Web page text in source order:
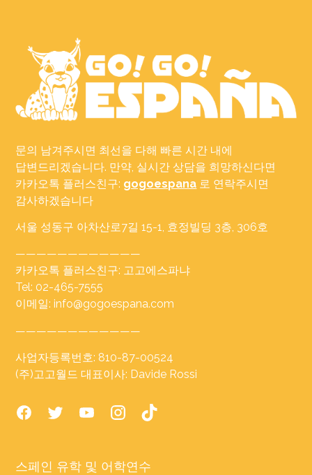
문의 남겨주시면 최선을 다해 빠른 시간 내에
답변드리겠습니다. 만약, 실시간 상담을 희망하신다면
카카오톡 플러스친구: gogoespana 로 연락주시면
감사하겠습니다
서울 성동구 아차산로7길 15-1, 효정빌딩 3층, 306호
————————————
카카오톡 플러스친구: 고고에스파냐
Tel: 02-465-7555
이메일: info@gogoespana.com
————————————
사업자등록번호: 810-87-00524
(주)고고월드 대표이사: Davide Rossi
스페인 유학 및 어학연수